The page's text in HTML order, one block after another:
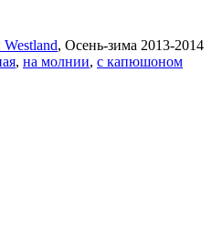
, Осень-зима 2013-2014
, на молнии, с капюшоном